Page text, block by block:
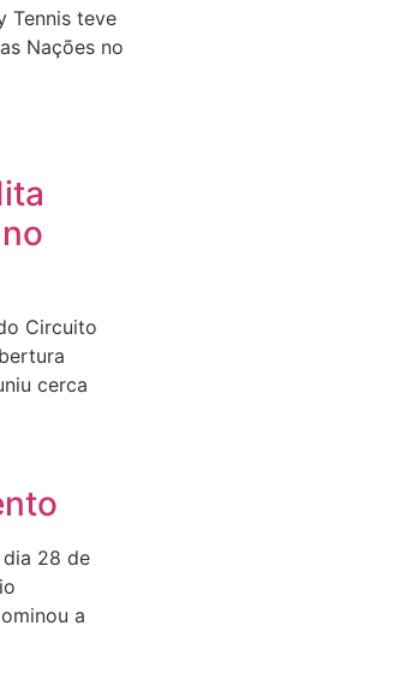
Tennis teve
Nações no
Circuito
cerca
28 de
a